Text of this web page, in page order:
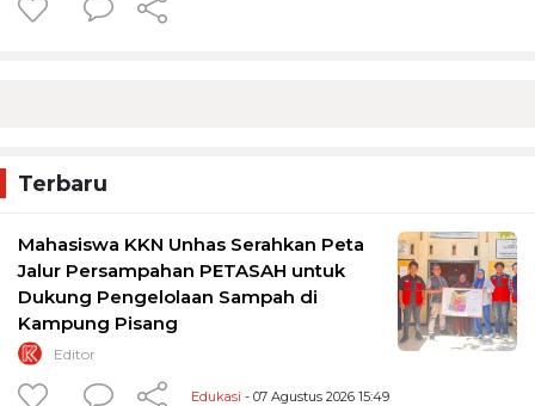
Terbaru
Mahasiswa KKN Unhas Serahkan Peta
Jalur Persampahan PETASAH untuk
Dukung Pengelolaan Sampah di
Kampung Pisang
Editor
Edukasi - 07 Agustus 2026 15:49